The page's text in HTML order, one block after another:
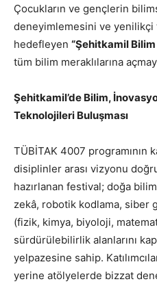
Çocukların ve gençlerin
deneyimlemesini ve yenilikçi
hedefleyen “Şehitkamil
tüm bilim meraklılarına
Şehitkamil’de Bilim,
Teknolojileri Buluşması
TÜBİTAK 4007 programının
disiplinler arası vizyonu
hazırlanan festival; doğa
zekâ, robotik kodlama, siber
(fizik, kimya, biyoloji,
sürdürülebilirlik alanlarını
yelpazesine sahip.
yerine atölyelerde bizzat